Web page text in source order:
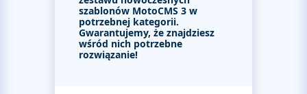
szablonów MotoCMS 3 w
potrzebnej kategorii.
Gwarantujemy, że znajdziesz
wśród nich potrzebne
rozwiązanie!